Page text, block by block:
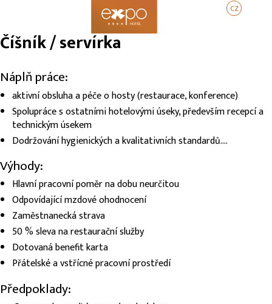
CZ
Číšník / servírka
Náplň práce:
aktivní obsluha a péče o hosty (restaurace, konference)
Spolupráce s ostatními hotelovými úseky, především recepcí a
technickým úsekem
Dodržování hygienických a kvalitativních standardů….
Výhody:
Hlavní pracovní poměr na dobu neurčitou
Odpovídající mzdové ohodnocení
Zaměstnanecká strava
50 % sleva na restaurační služby
Dotovaná benefit karta
Přátelské a vstřícné pracovní prostředí
Předpoklady: